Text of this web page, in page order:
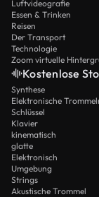
Luftvideografie
Essen & Trinken
Reisen
Der Transport
Technologie
Zoom virtuelle
Kostenlose
Synthese
Elektronische
Schlüssel
Klavier
kinematisch
glatte
Elektronisch
Umgebung
Strings
Akustische Trommel